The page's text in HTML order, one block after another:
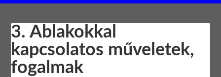
3. Ablakokkal
kapcsolatos műveletek,
fogalmak